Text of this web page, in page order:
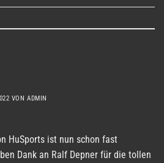
VONADMIN
HuSports ist nun schon fast
Dank an Ralf Depner für die tollen